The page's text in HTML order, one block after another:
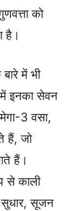
को
है।
में भी
इनका सेवन
3 वसा,
हैं, जो
हैं।
से काली
सुधार, सूजन